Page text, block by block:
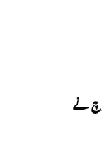
نے
کر